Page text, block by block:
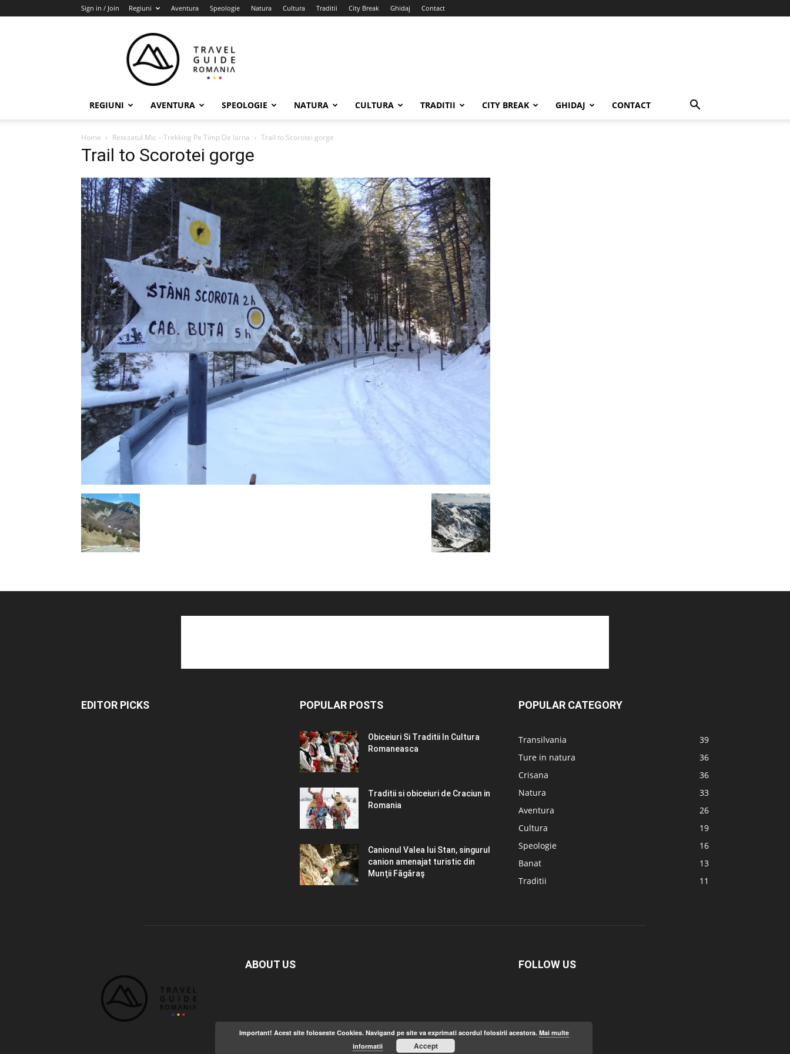
Sign in / Join Regiuni Aventura Speologie Natura Cultura Traditii City Break Ghidaj Contact
Guide
Romania
REGIUNI AVENTURA SPEOLOGIE NATURA CULTURA TRADITII CITY BREAK GHIDAJ CONTACT
Home Retezatul Mic – Trekking Pe Timp De Iarna Trail to Scorotei gorge
Trail to Scorotei gorge
EDITOR PICKS POPULAR POSTS
Obiceiuri Si Traditii In Cultura
Romaneasca
Traditii si obiceiuri de Craciun in
Romania
Canionul Valea lui Stan, singurul
canion amenajat turistic din
Munţii Făgăraş
POPULAR CATEGORY
Transilvania
39
Ture in natura
36
Crisana
36
Natura
33
Aventura
26
Cultura
19
Speologie
16
Banat
13
Traditii
11
ABOUT US FOLLOW US
Important! Acest site foloseste Cookies. Navigand pe site va exprimati acordul folosirii acestora. Mai multe
informatii
Accept